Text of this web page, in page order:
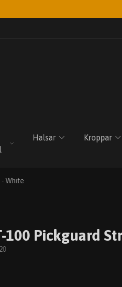
Halsar Kroppar
- White
100 Pickguard